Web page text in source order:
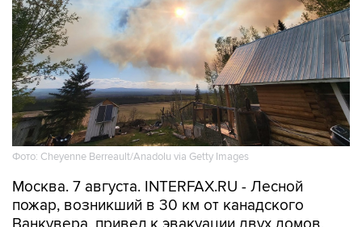
Фото: Cheyenne Berreault/Anadolu via Getty Images
Москва. 7 августа. INTERFAX.RU - Лесной
пожар, возникший в 30 км от канадского